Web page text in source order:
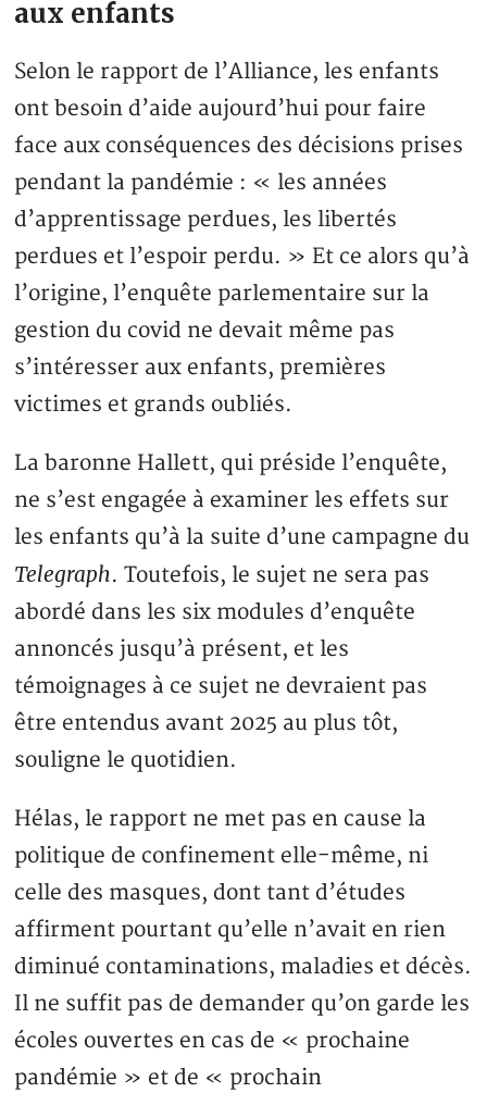
aux enfants
Selon le rapport de l’Alliance, les enfants
ont besoin d’aide aujourd’hui pour faire
face aux conséquences des décisions prises
pendant la pandémie : « les années
d’apprentissage perdues, les libertés
perdues et l’espoir perdu. » Et ce alors qu’à
l’origine, l’enquête parlementaire sur la
gestion du covid ne devait même pas
s’intéresser aux enfants, premières
victimes et grands oubliés.
La baronne Hallett, qui préside l’enquête,
ne s’est engagée à examiner les effets sur
les enfants qu’à la suite d’une campagne du
Telegraph. Toutefois, le sujet ne sera pas
abordé dans les six modules d’enquête
annoncés jusqu’à présent, et les
témoignages à ce sujet ne devraient pas
être entendus avant 2025 au plus tôt,
souligne le quotidien.
Hélas, le rapport ne met pas en cause la
politique de confinement elle-même, ni
celle des masques, dont tant d’études
affirment pourtant qu’elle n’avait en rien
diminué contaminations, maladies et décès.
Il ne suffit pas de demander qu’on garde les
écoles ouvertes en cas de « prochaine
pandémie » et de « prochain